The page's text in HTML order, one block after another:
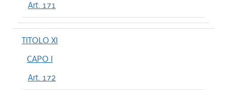
Art. 171
TITOLO XI
CAPO I
Art. 172